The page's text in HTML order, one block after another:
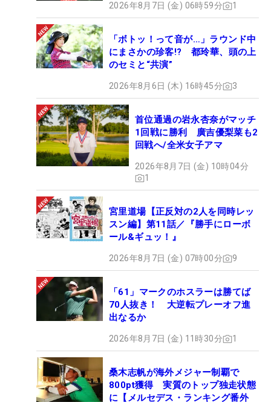
2026年8月7日 (金) 06時59分 1
「ボトッ！って音が…」ラウンド中
にまさかの珍客!? 都玲華、頭の上
のセミと“共演”
2026年8月6日 (木) 16時45分 3
首位通過の岩永杏奈がマッチ
1回戦に勝利 廣吉優梨菜も2
回戦へ/全米女子アマ
2026年8月7日 (金) 10時04分
1
宮里道場【正反対の2人を同時レッ
スン編】第11話／『勝手にローボ
ール&ギュッ！』
2026年8月7日 (金) 07時00分 9
「61」マークのホスラーは勝てば
70人抜き！ 大逆転プレーオフ進
出なるか
2026年8月7日 (金) 11時30分 1
桑木志帆が海外メジャー制覇で
800pt獲得 実質のトップ独走状態
に【メルセデス・ランキング番外